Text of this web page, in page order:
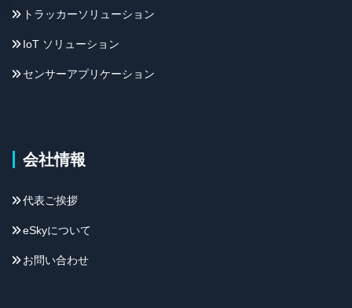
トラッカーソリューション
IoT ソリューション
センサーアプリケーション
会社情報
代表ご挨拶
eSkyについて
お問い合わせ